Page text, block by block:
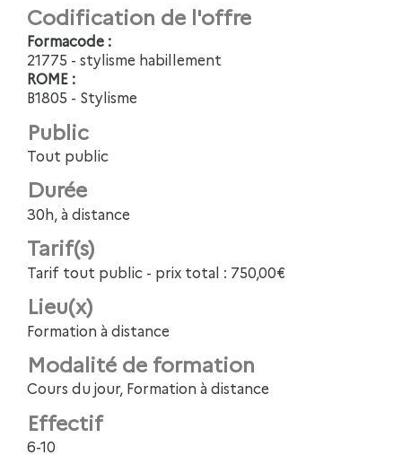
Codification de l'offre
Formacode :
21775 - stylisme habillement
ROME :
B1805 - Stylisme
Public
Tout public
Durée
30h, à distance
Tarif(s)
Tarif tout public - prix total : 750,00€
Lieu(x)
Formation à distance
Modalité de formation
Cours du jour, Formation à distance
Effectif
6-10